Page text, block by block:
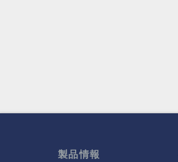
製品情報